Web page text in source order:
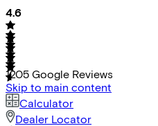
4.6
1205 Google Reviews
Skip to main content
Calculator
Dealer Locator